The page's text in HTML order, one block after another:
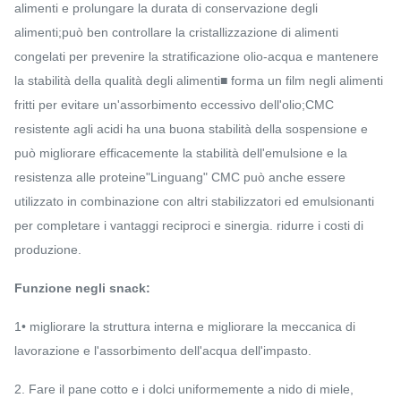
alimenti e prolungare la durata di conservazione degli
alimenti;può ben controllare la cristallizzazione di alimenti
congelati per prevenire la stratificazione olio-acqua e mantenere
la stabilità della qualità degli alimenti■ forma un film negli alimenti
fritti per evitare un'assorbimento eccessivo dell'olio;CMC
resistente agli acidi ha una buona stabilità della sospensione e
può migliorare efficacemente la stabilità dell'emulsione e la
resistenza alle proteine"Linguang" CMC può anche essere
utilizzato in combinazione con altri stabilizzatori ed emulsionanti
per completare i vantaggi reciproci e sinergia. ridurre i costi di
produzione.
Funzione negli snack:
1• migliorare la struttura interna e migliorare la meccanica di
lavorazione e l'assorbimento dell'acqua dell'impasto.
2. Fare il pane cotto e i dolci uniformemente a nido di miele,